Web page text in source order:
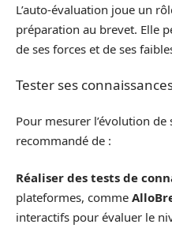
L’auto-évaluation joue un
préparation au brevet. Elle
de ses forces et de ses
Tester ses
Pour mesurer l’évolution de
recommandé de :
Réaliser des tests de
plateformes, comme
interactifs pour évaluer le